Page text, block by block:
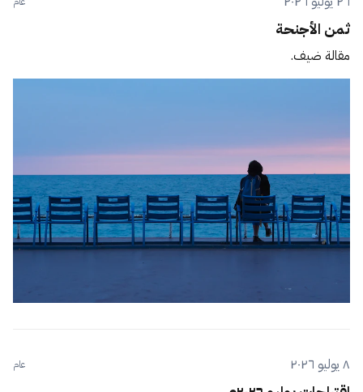
ثمن الأجنحة
مقالة ضيف.
٨ يوليو ٢٠٢٦ عام